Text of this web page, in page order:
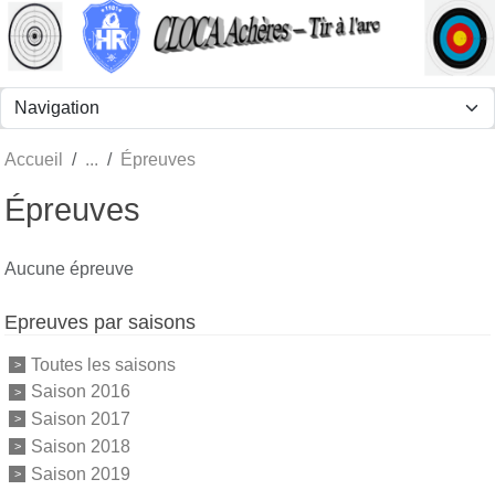
Accueil Épreuves
Épreuves
Aucune épreuve
Epreuves par saisons
Toutes les saisons
Saison 2016
Saison 2017
Saison 2018
Saison 2019
Panneau de gestion des cookies